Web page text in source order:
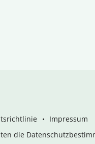
Impressum
die